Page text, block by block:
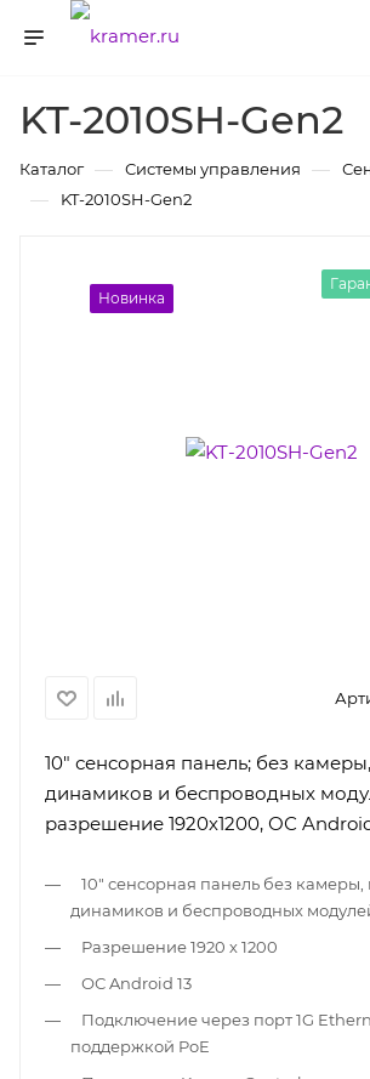
KT-2010SH-Gen2
Каталог — Системы управления —
— KT-2010SH-Gen2
Новинка
10" сенcорная панель; без
динамиков и беспроводных
разрешение 1920х1200, ОС
10" сенcорная панель без камеры,
динамиков и беспроводных
Разрешение 1920 х 1200
ОС Android 13
Подключение через порт 1G
поддержкой PoE